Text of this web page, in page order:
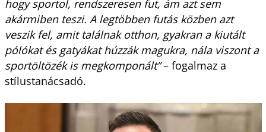
hogy sportol, rendszeresen fut, ám azt sem
akármiben teszi. A legtöbben futás közben azt
veszik fel, amit találnak otthon, gyakran a kiutált
pólókat és gatyákat húzzák magukra, nála viszont a
sportöltözék is megkomponált”– fogalmaz a
stílustanácsadó.